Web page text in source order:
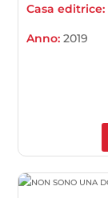
Casa editrice:
Anno:2019